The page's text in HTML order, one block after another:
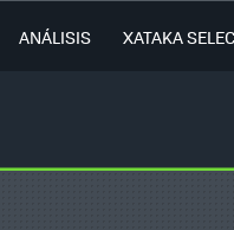
ANÁLISIS XATAKA